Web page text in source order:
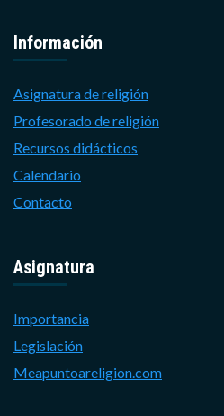
Información
Asignatura de religión
Profesorado de religión
Recursos didácticos
Calendario
Contacto
Asignatura
Importancia
Legislación
Meapuntoareligion.com